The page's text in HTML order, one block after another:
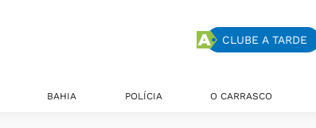
CLUBE A TARDE
BAHIA POLÍCIA O CARRASCO